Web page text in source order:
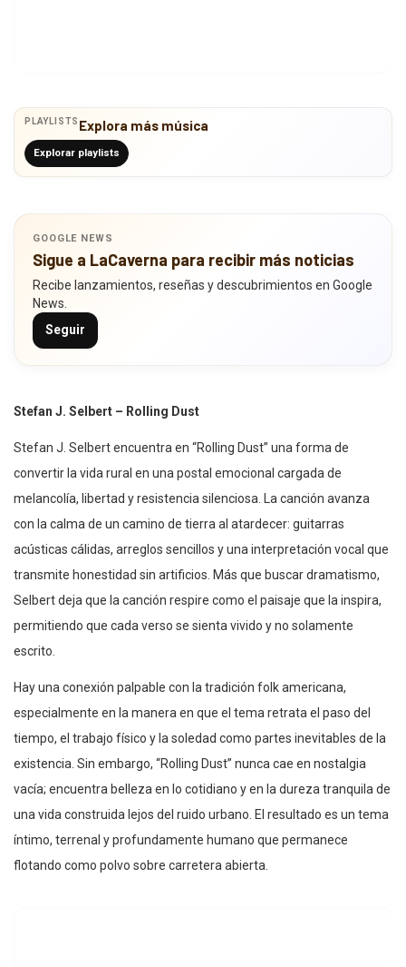
PLAYLISTS Explora más música
Explorar playlists
GOOGLE NEWS
Sigue a LaCaverna para recibir más noticias
Recibe lanzamientos, reseñas y descubrimientos en Google
News.
Seguir
Stefan J. Selbert – Rolling Dust
Stefan J. Selbert encuentra en “Rolling Dust” una forma de
convertir la vida rural en una postal emocional cargada de
melancolía, libertad y resistencia silenciosa. La canción avanza
con la calma de un camino de tierra al atardecer: guitarras
acústicas cálidas, arreglos sencillos y una interpretación vocal que
transmite honestidad sin artificios. Más que buscar dramatismo,
Selbert deja que la canción respire como el paisaje que la inspira,
permitiendo que cada verso se sienta vivido y no solamente
escrito.
Hay una conexión palpable con la tradición folk americana,
especialmente en la manera en que el tema retrata el paso del
tiempo, el trabajo físico y la soledad como partes inevitables de la
existencia. Sin embargo, “Rolling Dust” nunca cae en nostalgia
vacía; encuentra belleza en lo cotidiano y en la dureza tranquila de
una vida construida lejos del ruido urbano. El resultado es un tema
íntimo, terrenal y profundamente humano que permanece
flotando como polvo sobre carretera abierta.